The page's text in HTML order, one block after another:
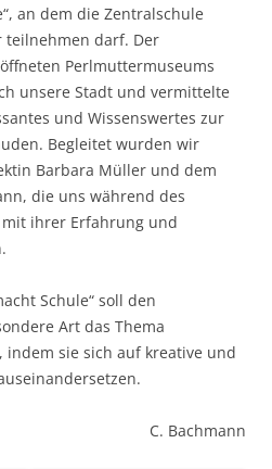
an dem die Zentralschule
teilnehmen darf. Der
Perlmuttermuseums
unsere Stadt und vermittelte
und Wissenswertes zur
Begleitet wurden wir
Barbara Müller und dem
die uns während des
ihrer Erfahrung und
Schule“ soll den
Art das Thema
sie sich auf kreative und
C. Bachmann